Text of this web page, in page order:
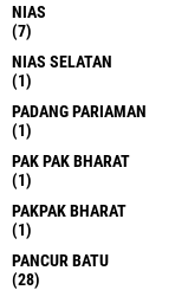
NIAS
(7)
NIAS SELATAN
(1)
PADANG PARIAMAN
(1)
PAK PAK BHARAT
(1)
PAKPAK BHARAT
(1)
PANCUR BATU
(28)